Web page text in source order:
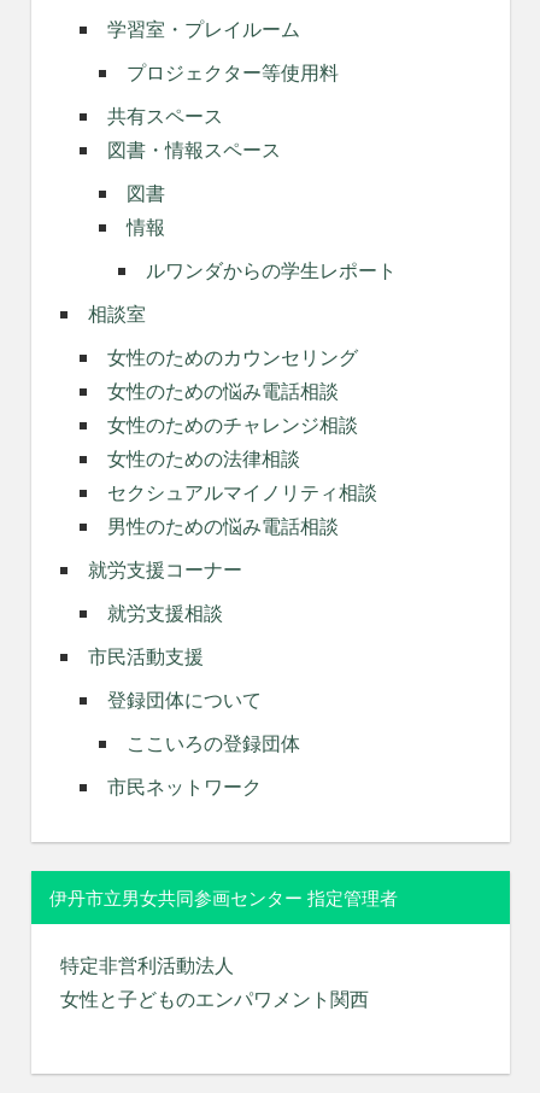
学習室・プレイルーム
プロジェクター等使用料
共有スペース
図書・情報スペース
図書
情報
ルワンダからの学生レポート
相談室
女性のためのカウンセリング
女性のための悩み電話相談
女性のためのチャレンジ相談
女性のための法律相談
セクシュアルマイノリティ相談
男性のための悩み電話相談
就労支援コーナー
就労支援相談
市民活動支援
登録団体について
ここいろの登録団体
市民ネットワーク
伊丹市立男女共同参画センター 指定管理者
特定非営利活動法人
女性と子どものエンパワメント関西